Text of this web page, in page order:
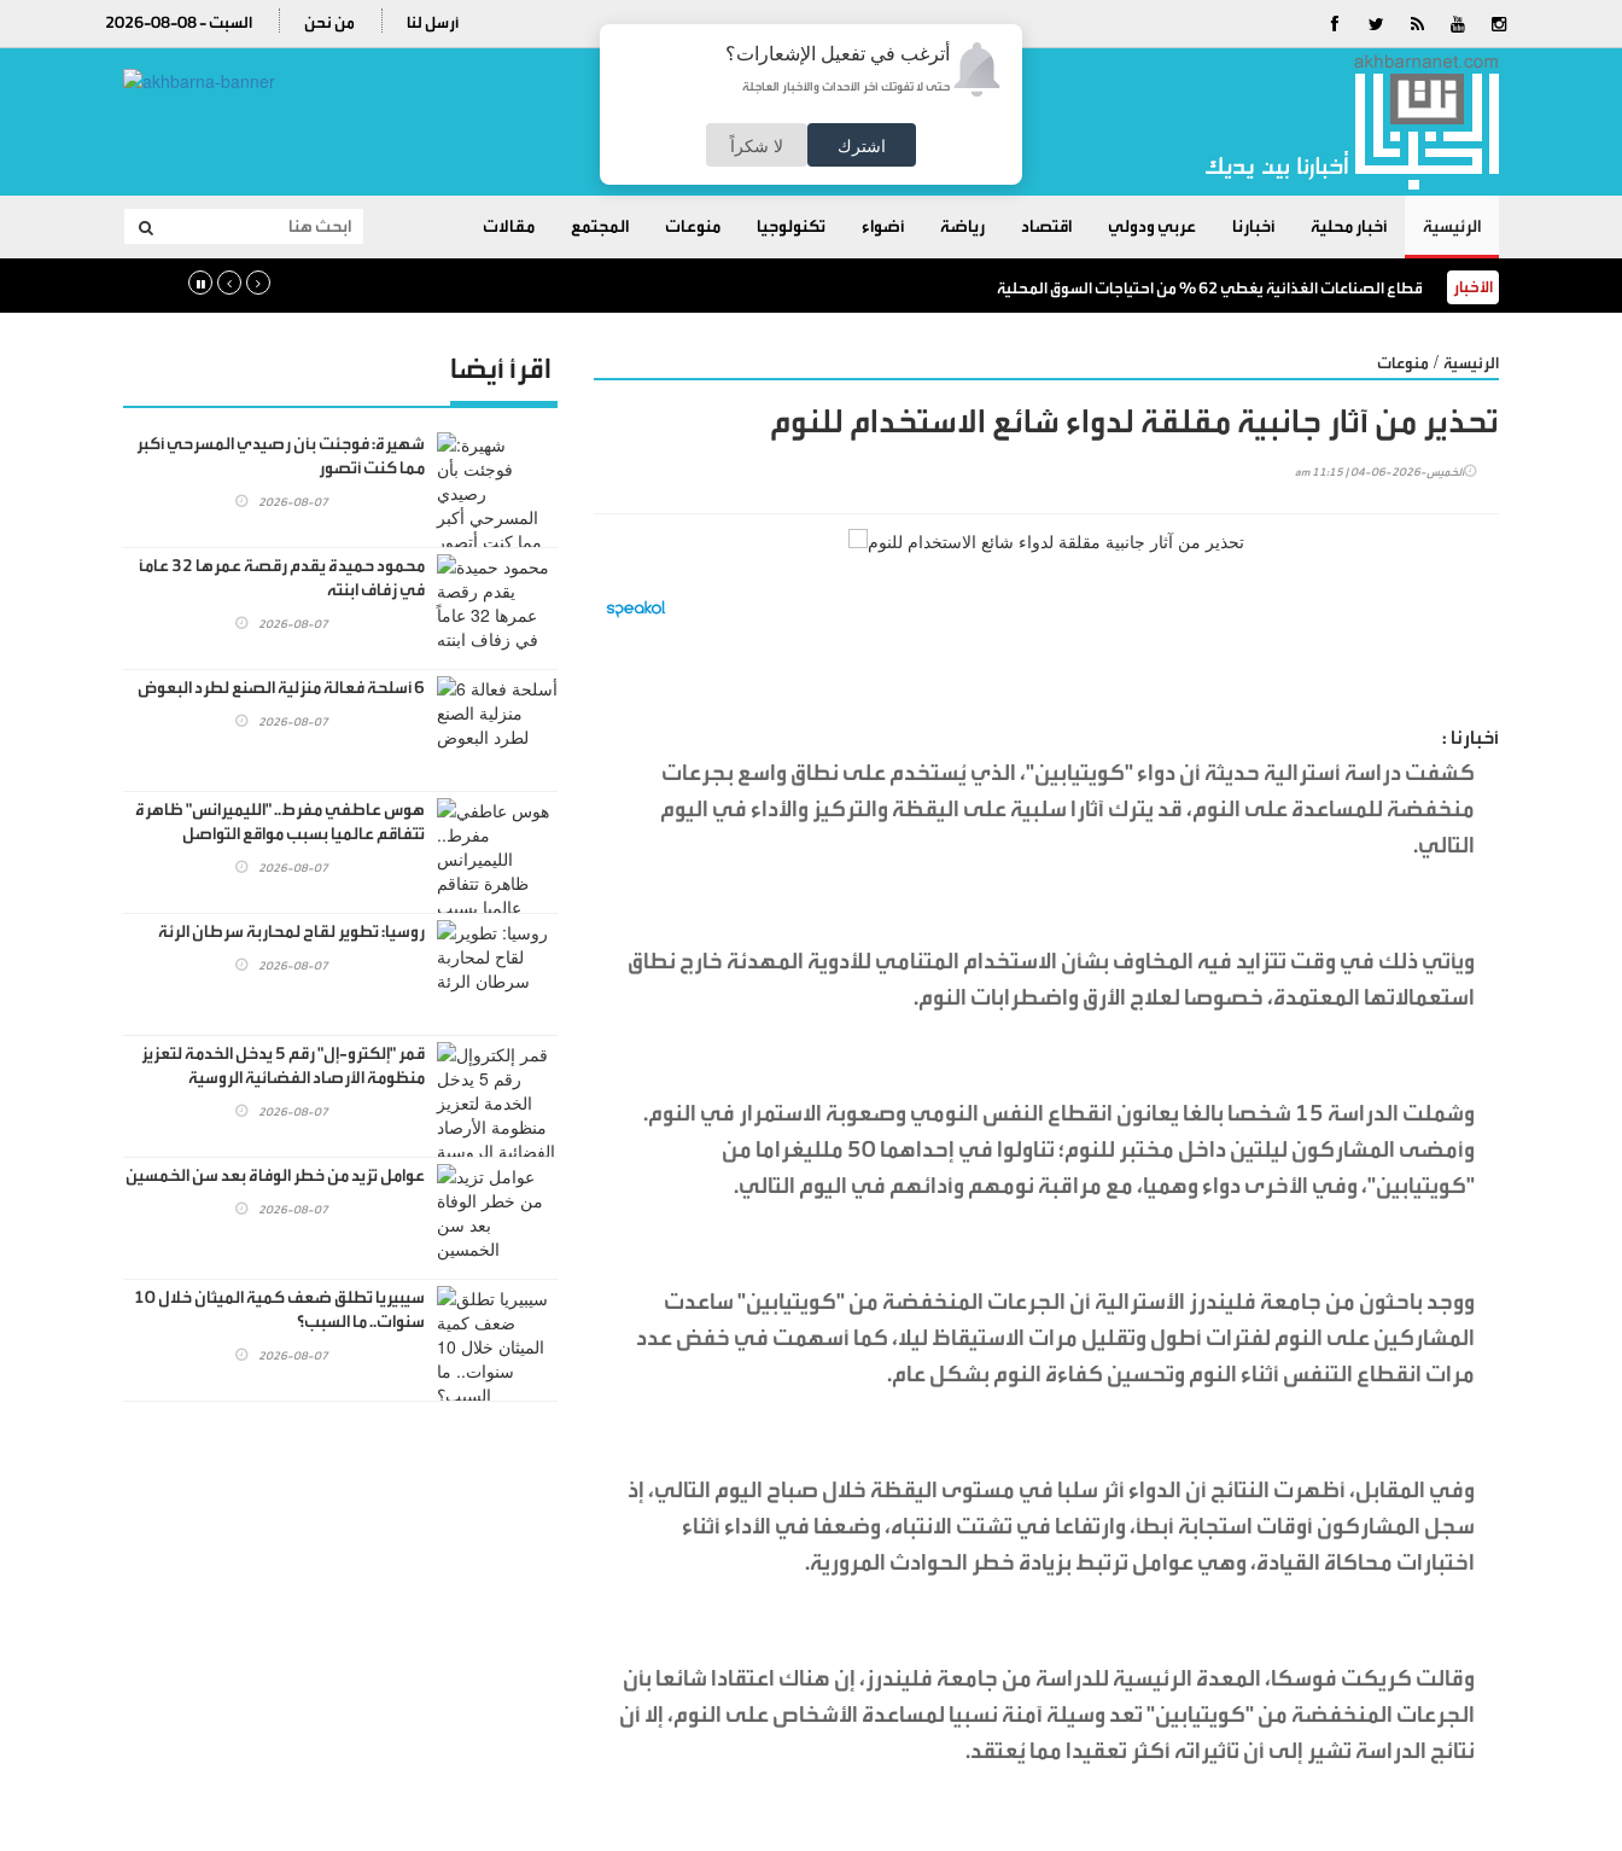
أترغب في تفعيل الإشعارات؟
حتى لا تفوتك آخر الأحداث والأخبار العاجلة
اشترك لا شكراً
2026-08-08 - السبت من نحن أرسل لنا
الرئيسية أخبار محلية أخبارنا عربي ودولي اقتصاد رياضة أضواء تكنولوجيا منوعات المجتمع مقالات
الأخبار قطاع الصناعات الغذائية يغطي 62 % من احتياجات السوق المحلية
الرئيسية / منوعات
تحذير من آثار جانبية مقلقة لدواء شائع الاستخدام للنوم
الخميس-2026-06-04 | 11:15 am
أخبارنا :
كشفت دراسة أسترالية حديثة أن دواء "كويتيابين"، الذي يُستخدم على نطاق واسع بجرعات
منخفضة للمساعدة على النوم، قد يترك آثارا سلبية على اليقظة والتركيز والأداء في اليوم
التالي.
ويأتي ذلك في وقت تتزايد فيه المخاوف بشأن الاستخدام المتنامي للأدوية المهدئة خارج نطاق
استعمالاتها المعتمدة، خصوصا لعلاج الأرق واضطرابات النوم.
وشملت الدراسة 15 شخصا بالغا يعانون انقطاع النفس النومي وصعوبة الاستمرار في النوم.
وأمضى المشاركون ليلتين داخل مختبر للنوم؛ تناولوا في إحداهما 50 ملليغراما من
"كويتيابين"، وفي الأخرى دواء وهميا، مع مراقبة نومهم وأدائهم في اليوم التالي.
ووجد باحثون من جامعة فليندرز الأسترالية أن الجرعات المنخفضة من "كويتيابين" ساعدت
المشاركين على النوم لفترات أطول وتقليل مرات الاستيقاظ ليلا، كما أسهمت في خفض عدد
مرات انقطاع التنفس أثناء النوم وتحسين كفاءة النوم بشكل عام.
وفي المقابل، أظهرت النتائج أن الدواء أثر سلبا في مستوى اليقظة خلال صباح اليوم التالي، إذ
سجل المشاركون أوقات استجابة أبطأ، وارتفاعا في تشتت الانتباه، وضعفا في الأداء أثناء
اختبارات محاكاة القيادة، وهي عوامل ترتبط بزيادة خطر الحوادث المرورية.
وقالت كريكت فوسكا، المعدة الرئيسية للدراسة من جامعة فليندرز، إن هناك اعتقادا شائعا بأن
الجرعات المنخفضة من "كويتيابين" تعد وسيلة آمنة نسبيا لمساعدة الأشخاص على النوم، إلا أن
نتائج الدراسة تشير إلى أن تأثيراته أكثر تعقيدا مما يُعتقد.
اقرأ أيضا
شهيرة: فوجئت بأن رصيدي المسرحي أكبر
مما كنت أتصور
2026-08-07
محمود حميدة يقدم رقصة عمرها 32 عاماً
في زفاف ابنته
2026-08-07
6 أسلحة فعالة منزلية الصنع لطرد البعوض
2026-08-07
هوس عاطفي مفرط.. "الليميرانس" ظاهرة
تتفاقم عالميا بسبب مواقع التواصل
2026-08-07
روسيا: تطوير لقاح لمحاربة سرطان الرئة
2026-08-07
قمر "إلكترو-إل" رقم 5 يدخل الخدمة لتعزيز
منظومة الأرصاد الفضائية الروسية
2026-08-07
عوامل تزيد من خطر الوفاة بعد سن الخمسين
2026-08-07
سيبيريا تطلق ضعف كمية الميثان خلال 10
سنوات.. ما السبب؟
2026-08-07